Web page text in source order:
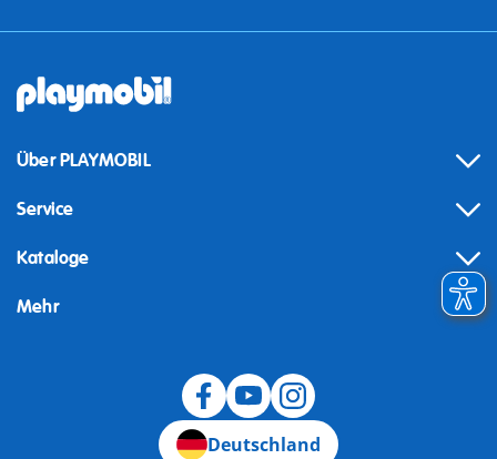
Über PLAYMOBIL
Service
Kataloge
Mehr
Deutschland